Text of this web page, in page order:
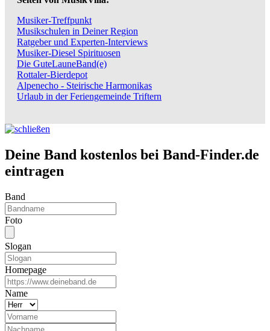
Musiker-Treffpunkt
Musikschulen in Deiner Region
Ratgeber und Experten-Interviews
Musiker-Diesel Spirituosen
Die GuteLauneBand(e)
Rottaler-Bierdepot
Alpenecho - Steirische Harmonikas
Urlaub in der Feriengemeinde Triftern
Deine Band kostenlos bei Band-Finder.de
eintragen
Band
Foto
Slogan
Homepage
Name